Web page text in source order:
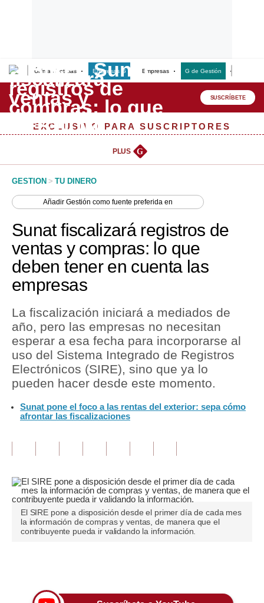
Últimas Noticias Empresas G Empresas G de Gestión
Lo último
Peru Quiosco
Management & Empleo
Perú
Política
Tu Dinero
Finanzas Personales
Inmobiliarias
Plus G
Opinión
Editorial
Lujo
Viajes
SUSCRÍBETE
EXCLUSIVO PARA SUSCRIPTORES
PLUS G
GESTION > TU DINERO
AñadirGestión como fuente preferida en
Sunat fiscalizará registros de
ventas y compras: lo que
deben tener en cuenta las
empresas
La fiscalización iniciará a mediados de
año, pero las empresas no necesitan
esperar a esa fecha para incorporarse al
uso del Sistema Integrado de Registros
Electrónicos (SIRE), sino que ya lo
pueden hacer desde este momento.
Sunat pone el foco a las rentas del exterior: sepa cómo
afrontar las fiscalizaciones
El SIRE pone a disposición desde el primer día de cada mes
la información de compras y ventas, de manera que el
contribuyente pueda ir validando la información.